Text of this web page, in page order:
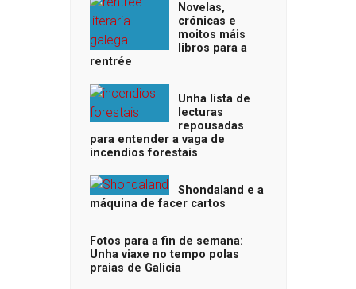
Novelas,
crónicas e
moitos máis
libros para a
rentrée
Unha lista de
lecturas
repousadas
para entender a vaga de
incendios forestais
Shondaland e a
máquina de facer cartos
Fotos para a fin de semana:
Unha viaxe no tempo polas
praias de Galicia